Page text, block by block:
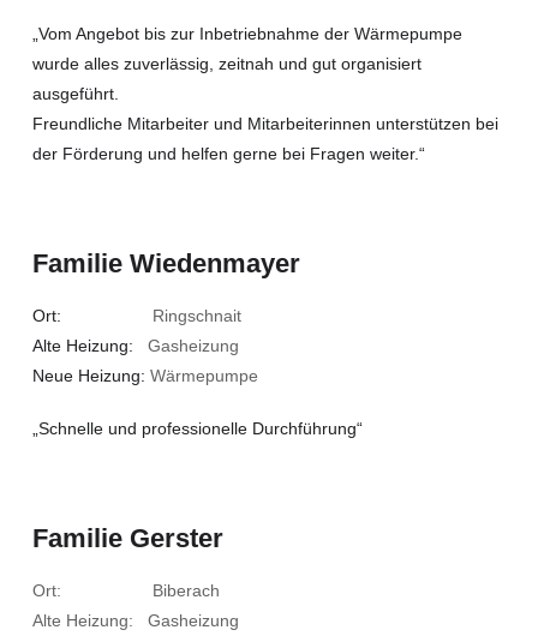
„Vom Angebot bis zur Inbetriebnahme der Wärmepumpe
wurde alles zuverlässig, zeitnah und gut organisiert
ausgeführt.
Freundliche Mitarbeiter und Mitarbeiterinnen unterstützen bei
der Förderung und helfen gerne bei Fragen weiter.“
Familie Wiedenmayer
Ort: Ringschnait
Alte Heizung: Gasheizung
Neue Heizung: Wärmepumpe
„Schnelle und professionelle Durchführung“
Familie Gerster
Ort: Biberach
Alte Heizung: Gasheizung